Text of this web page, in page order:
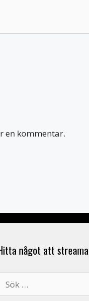
en kommentar.
något att streama
efter: